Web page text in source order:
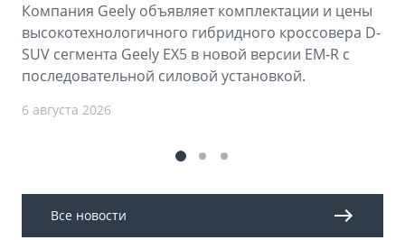
Компания Geely объявляет комплектации и цены
высокотехнологичного гибридного кроссовера D-
SUV сегмента Geely EX5 в новой версии EM-R с
последовательной силовой установкой.
6 августа 2026
Все новости